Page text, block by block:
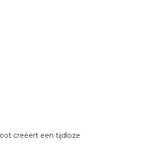
creëert een tijdloze